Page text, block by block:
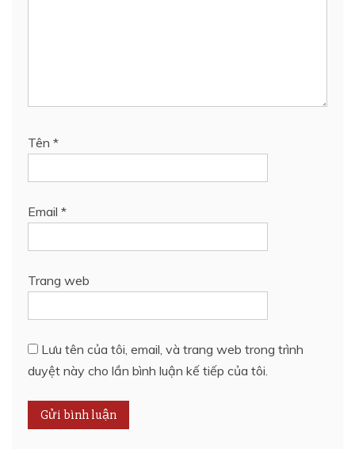
Tên *
Email *
Trang web
Lưu tên của tôi, email, và trang web trong trình
duyệt này cho lần bình luận kế tiếp của tôi.